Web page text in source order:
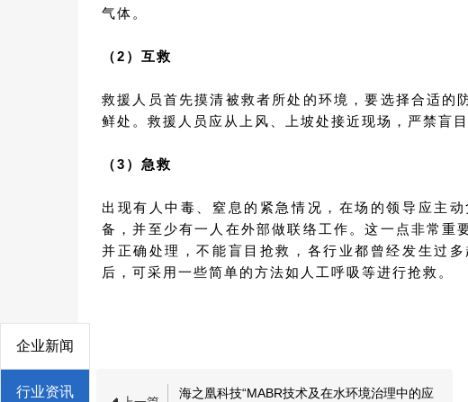
企业新闻
行业资讯
气体。
（2）互救
救援人员首先摸清被救者所处的环境，要选择合适的
鲜处。救援人员应从上风、上坡处接近现场，严禁盲目
（3）急救
出现有人中毒、窒息的紧急情况，在场的领导应主
备，并至少有一人在外部做联络工作。这一点非常重
并正确处理，不能盲目抢救，各行业都曾经发生过
后，可采用一些简单的方法如人工呼吸等进行抢救。
海之凰科技“MABR技术及在水环境治理中的应